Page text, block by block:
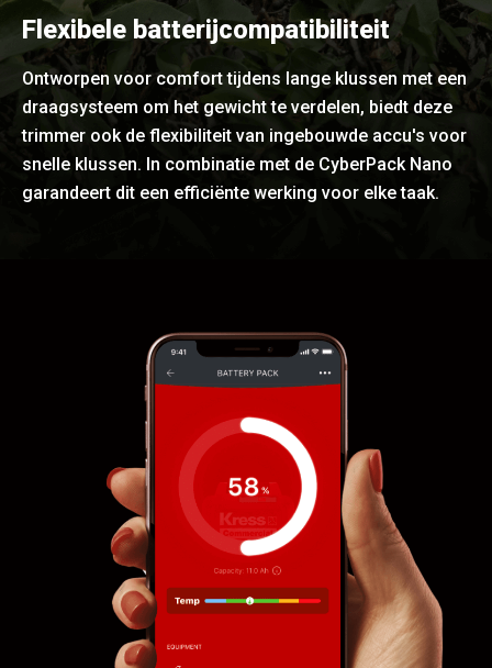
Flexibele batterijcompatibiliteit
Ontworpen voor comfort tijdens lange klussen met een
draagsysteem om het gewicht te verdelen, biedt deze
trimmer ook de flexibiliteit van ingebouwde accu's voor
snelle klussen. In combinatie met de CyberPack Nano
garandeert dit een efficiënte werking voor elke taak.